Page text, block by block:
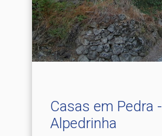
Casas em Pedra -
Alpedrinha